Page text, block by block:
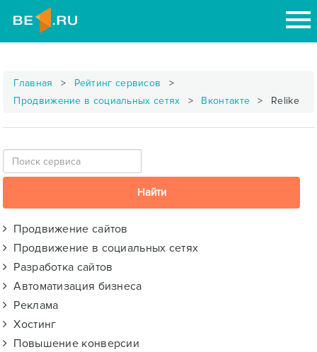
Главная
Рейтинг сервисов
Продвижение в социальных сетях
Вконтакте Relike
Продвижение сайтов
Продвижение в социальных сетях
Разработка сайтов
Автоматизация бизнеса
Реклама
Хостинг
Повышение конверсии